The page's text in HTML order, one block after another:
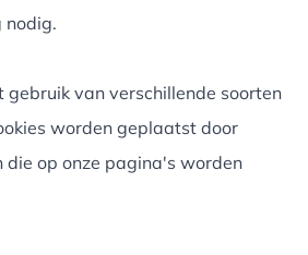
nodig.
gebruik van verschillende soorten
worden geplaatst door
die op onze pagina's worden